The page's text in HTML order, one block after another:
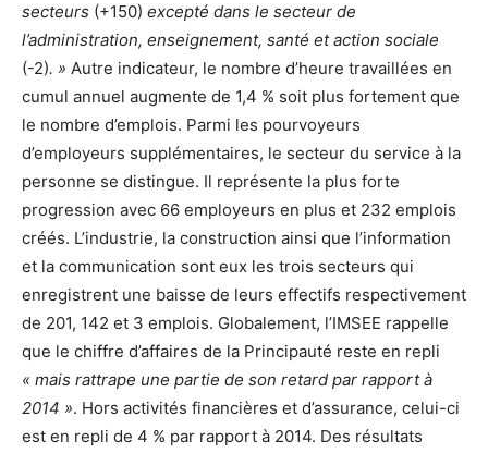
secteurs (+150) excepté dans le secteur de
l’administration, enseignement, santé et action sociale
(-2). » Autre indicateur, le nombre d’heure travaillées en
cumul annuel augmente de 1,4 % soit plus fortement que
le nombre d’emplois. Parmi les pourvoyeurs
d’employeurs supplémentaires, le secteur du service à la
personne se distingue. Il représente la plus forte
progression avec 66 employeurs en plus et 232 emplois
créés. L’industrie, la construction ainsi que l’information
et la communication sont eux les trois secteurs qui
enregistrent une baisse de leurs effectifs respectivement
de 201, 142 et 3 emplois. Globalement, l’IMSEE rappelle
que le chiffre d’affaires de la Principauté reste en repli
« mais rattrape une partie de son retard par rapport à
2014 ». Hors activités financières et d’assurance, celui-ci
est en repli de 4 % par rapport à 2014. Des résultats